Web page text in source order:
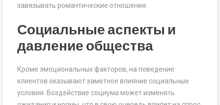
завязывать романтические отношения.
Социальные аспекты и
давление общества
Кроме эмоциональных факторов, на поведение
клиентов оказывают заметное влияние социальные
условия. Воздействие социума может изменять